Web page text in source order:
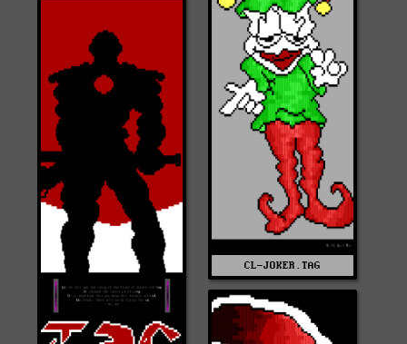
CL-JOKER.TAG